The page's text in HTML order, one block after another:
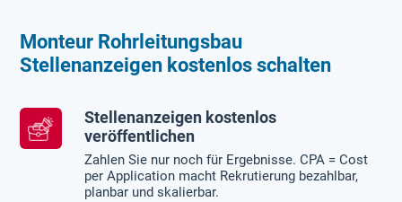
Monteur Rohrleitungsbau
Stellenanzeigen kostenlos schalten
Stellenanzeigen kostenlos
veröffentlichen
Zahlen Sie nur noch für Ergebnisse. CPA = Cost
per Application macht Rekrutierung bezahlbar,
planbar und skalierbar.